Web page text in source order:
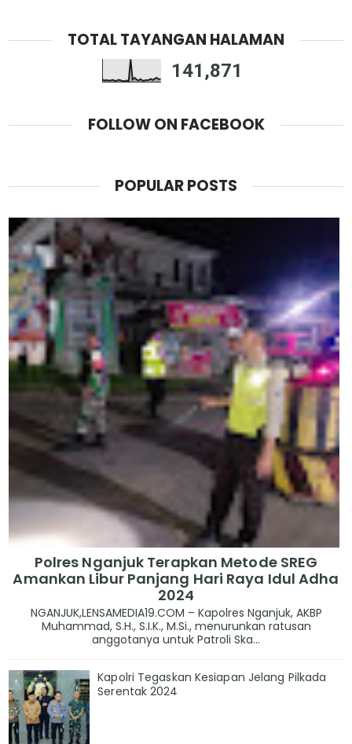
TOTAL TAYANGAN HALAMAN
141,871
FOLLOW ON FACEBOOK
POPULAR POSTS
Polres Nganjuk Terapkan Metode SREG
Amankan Libur Panjang Hari Raya Idul Adha
2024
NGANJUK,LENSAMEDIA19.COM – Kapolres Nganjuk, AKBP
Muhammad, S.H., S.I.K., M.Si., menurunkan ratusan
anggotanya untuk Patroli Ska...
Kapolri Tegaskan Kesiapan Jelang Pilkada
Serentak 2024